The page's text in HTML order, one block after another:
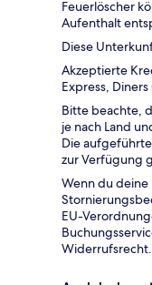
Feuerlöscher
Aufenthalt
Diese
Akzeptierte
Express, Diners
Bitte beachte,
je nach Land
Die
zur Verfügung
Wenn du
EU-
Widerrufsrecht.